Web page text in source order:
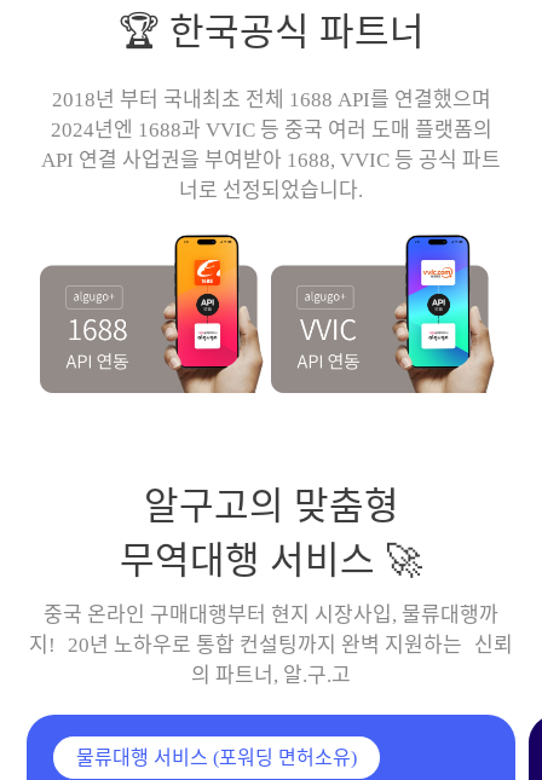
🏆 한국공식 파트너
2018년 부터 국내최초 전체 1688 API를 연결했으며
2024년엔 1688과 VVIC 등 중국 여러 도매 플랫폼의
API 연결 사업권을 부여받아 1688, VVIC 등 공식 파트
너로 선정되었습니다.
알구고의 맞춤형
무역대행 서비스 🚀
중국 온라인 구매대행부터 현지 시장사입, 물류대행까
지! 20년 노하우로 통합 컨설팅까지 완벽 지원하는 신뢰
의 파트너, 알.구.고
물류대행 서비스 (포워딩 면허소유)